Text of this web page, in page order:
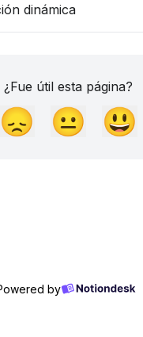
dinámica
¿Fue útil esta página?
😞 😐 😃
by